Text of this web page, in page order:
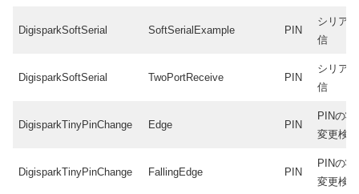
DigisparkSoftSerial SoftSerialExample PIN
シリア
信
DigisparkSoftSerial TwoPortReceive PIN
シリア
信
DigisparkTinyPinChange Edge PIN
PINの状
変更検知
DigisparkTinyPinChange FallingEdge PIN
PINの状
変更検知